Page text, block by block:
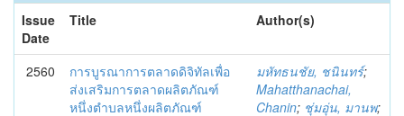
Issue
Date
Title Author(s)
2560
การบูรณาการตลาดดิจิทัลเพื่อ
ส่งเสริมการตลาดผลิตภัณฑ์
หนึ่งตำบลหนึ่งผลิตภัณฑ์
มหัทธนชัย, ชนินทร์;
Mahatthanachai,
Chanin; ชุ่มอุ่น, มานพ;